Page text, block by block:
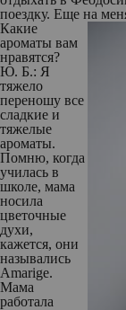
поездку. Еще на
Какие
ароматы вам
нравятся?
Ю. Б.: Я
тяжело
переношу все
сладкие и
тяжелые
ароматы.
Помню, когда
училась в
школе, мама
носила
цветочные
духи,
кажется, они
назывались
Amarige.
Мама
работала